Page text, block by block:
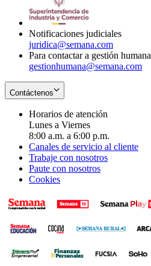
Notificaciones judiciales
juridica@semana.com
Para contactar a gestión humana
gestionhumana@semana.com
Contáctenos
Horarios de atención
Lunes a Viernes
8:00 a.m. a 6:00 p.m.
Canales de servicio al cliente
Trabaje con nosotros
Paute con nosotros
Cookies